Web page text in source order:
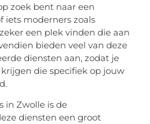
zoek bent naar een
iets moderners zoals
een plek vinden die aan
bieden veel van deze
diensten aan, zodat je
die specifiek op jouw
in Zwolle is de
diensten een groot